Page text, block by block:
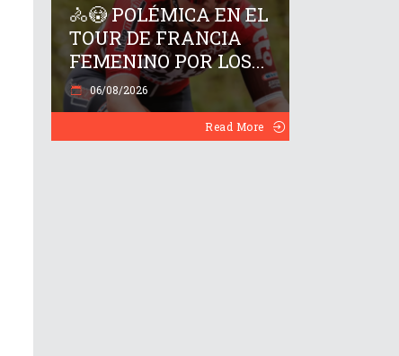
🚴😳 POLÉMICA EN EL
TOUR DE FRANCIA
FEMENINO POR LOS...
06/08/2026
Read More